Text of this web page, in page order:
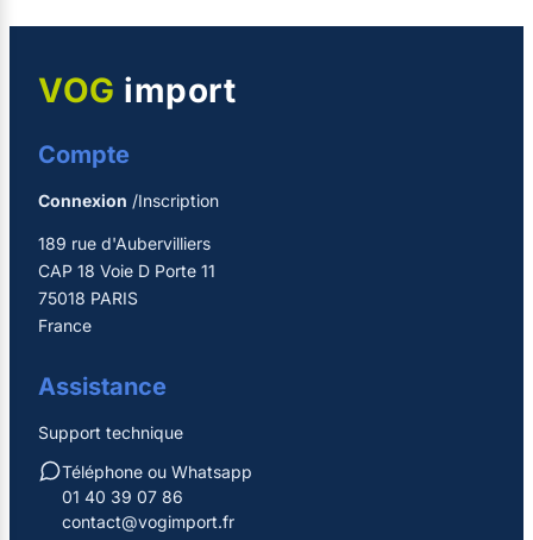
VOG import
Compte
Connexion /Inscription
189 rue d'Aubervilliers
CAP 18 Voie D Porte 11
75018 PARIS
France
Assistance
Support technique
Téléphone ou Whatsapp
01 40 39 07 86
contact@vogimport.fr